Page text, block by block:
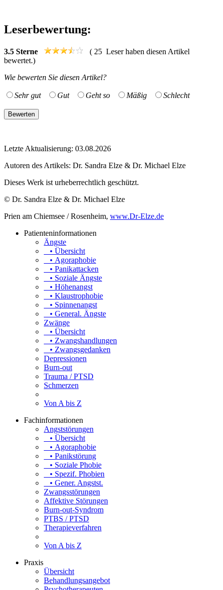
Leserbewertung:
3.5 Sterne ( 25 Leser haben diesen Artikel
bewertet.)
Wie bewerten Sie diesen Artikel?
Sehr gut Gut Geht so Mäßig Schlecht
Letzte Aktualisierung: 03.08.2026
Autoren des Artikels: Dr. Sandra Elze & Dr. Michael Elze
Dieses Werk ist urheberrechtlich geschützt.
© Dr. Sandra Elze & Dr. Michael Elze
Prien am Chiemsee / Rosenheim, www.Dr-Elze.de
Patienteninformationen
Ängste
• Übersicht
• Agoraphobie
• Panikattacken
• Soziale Ängste
• Höhenangst
• Klaustrophobie
• Spinnenangst
• General. Ängste
Zwänge
• Übersicht
• Zwangshandlungen
• Zwangsgedanken
Depressionen
Burn-out
Trauma / PTSD
Schmerzen
Von A bis Z
Fachinformationen
Angststörungen
• Übersicht
• Agoraphobie
• Panikstörung
• Soziale Phobie
• Spezif. Phobien
• Gener. Angstst.
Zwangsstörungen
Affektive Störungen
Burn-out-Syndrom
PTBS / PTSD
Therapieverfahren
Von A bis Z
Praxis
Übersicht
Behandlungsangebot